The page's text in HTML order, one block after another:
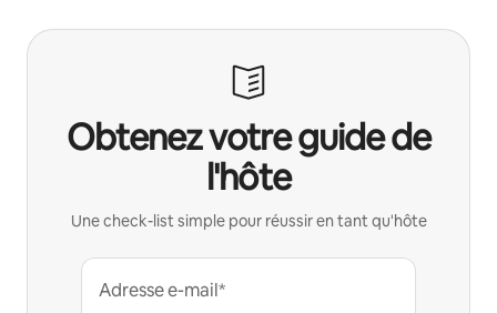
Obtenez votre guide de
l'hôte
Une check-list simple pour réussir en tant qu'hôte
Adresse e-mail*